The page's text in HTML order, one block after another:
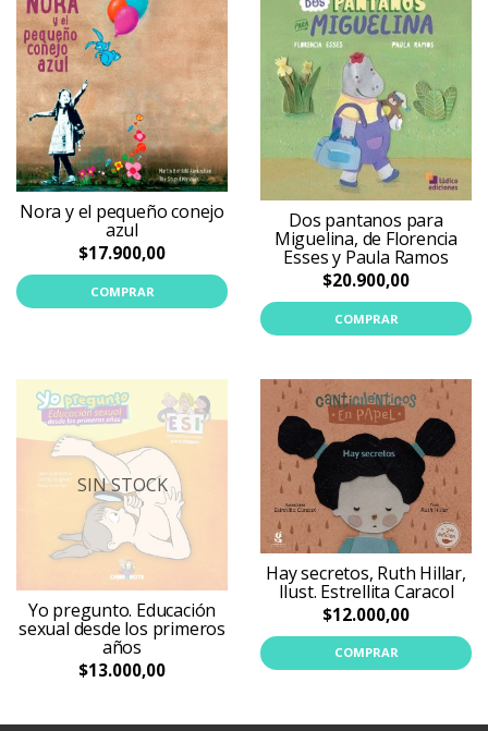
Nora y el pequeño conejo
azul
$17.900,00
COMPRAR
Dos pantanos para
Miguelina, de Florencia
Esses y Paula Ramos
$20.900,00
COMPRAR
SIN STOCK
Yo pregunto. Educación
sexual desde los primeros
años
$13.000,00
Hay secretos, Ruth Hillar,
Ilust. Estrellita Caracol
$12.000,00
COMPRAR